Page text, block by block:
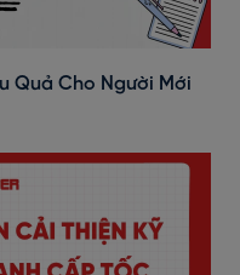
Quả Cho Người Mới